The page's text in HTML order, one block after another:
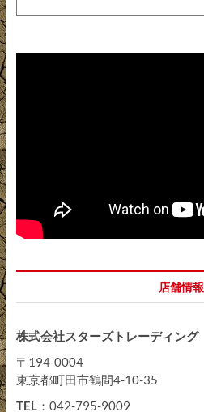
店舗情報
株式会社スターズトレーディング
〒194-0004
東京都町田市鶴間4-10-35
TEL：042-795-9009